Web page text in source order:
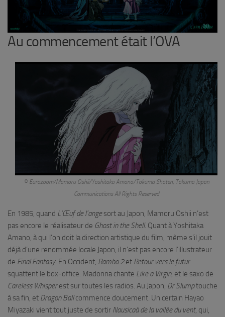
Au commencement était l’OVA
© Eurozoom/Mamoru Oshii/Yoshitaka Amano/Tokuma Shoten, Tokuma Japan
Communications All Rights Reserved
En 1985, quand L’Œuf de l’angesort au Japon, Mamoru Oshii n’est
pas encore le réalisateur de Ghost in the Shell. Quant à Yoshitaka
Amano, à qui l’on doit la direction artistique du film, même s’il jouit
déjà d’une renommée locale Japon, il n’est pas encore l’illustrateur
de Final Fantasy. En Occident, Rambo 2et Retour vers le futur
squattent le box-office. Madonna chante Like a Virgin, et le saxo de
Careless Whisperest sur toutes les radios. Au Japon, Dr Slumptouche
à sa fin, et Dragon Ballcommence doucement. Un certain Hayao
Miyazaki vient tout juste de sortir Nausicaä de la vallée du vent, qui,